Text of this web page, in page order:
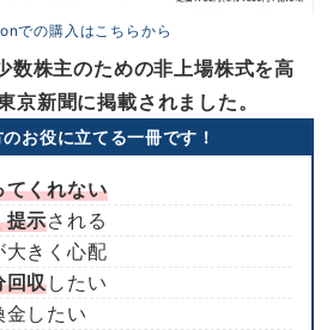
での購入はこちらから
数株主のための非上場株式を高
京新聞に掲載されました。
お役に立てる一冊です！
てくれない
提示される
大きく心配
回収したい
金したい